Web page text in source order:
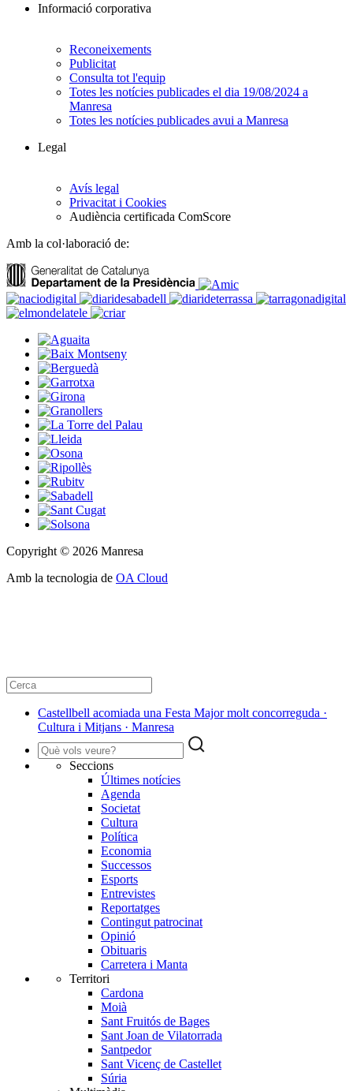
Informació corporativa
Reconeixements
Publicitat
Consulta tot l'equip
Totes les notícies publicades el dia 19/08/2024 a
Manresa
Totes les notícies publicades avui a Manresa
Legal
Avís legal
Privacitat i Cookies
Audiència certificada ComScore
Amb la col·laboració de:
Copyright © 2026 Manresa
Amb la tecnologia de OA Cloud
Castellbell acomiada una Festa Major molt concorreguda ·
Cultura i Mitjans · Manresa
Seccions
Últimes notícies
Agenda
Societat
Cultura
Política
Economia
Successos
Esports
Entrevistes
Reportatges
Contingut patrocinat
Opinió
Obituaris
Carretera i Manta
Territori
Cardona
Moià
Sant Fruitós de Bages
Sant Joan de Vilatorrada
Santpedor
Sant Vicenç de Castellet
Súria